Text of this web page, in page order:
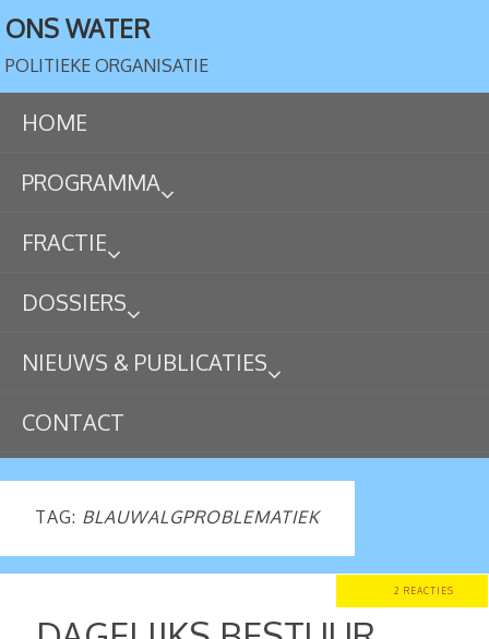
ONS WATER
POLITIEKE ORGANISATIE
HOME
PROGRAMMA
FRACTIE
DOSSIERS
NIEUWS & PUBLICATIES
CONTACT
TAG: BLAUWALGPROBLEMATIEK
2 REACTIES